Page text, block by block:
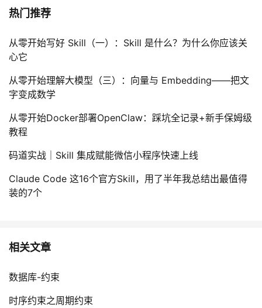
热门推荐
从零开始写好 Skill（一）：Skill 是什么？为什么你应该关
心它
从零开始理解大模型（三）：向量与 Embedding——把文
字变成数学
从零开始Docker部署OpenClaw：踩坑全记录+新手保姆级
教程
码道实战｜Skill 集成赋能微信小程序快速上线
Claude Code 这16个官方Skill，用了半年我总结出最值得
装的7个
相关文章
数据库-约束
时序约束之周期约束